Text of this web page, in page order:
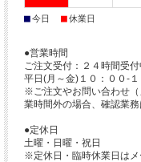
■今日 ■休業日
●営業時間
ご注文受付：２４時間受付
平日(月～金)１０：００-１
※ご注文やお問い合わせ
業時間外の場合、確認業務
●定休日
土曜・日曜・祝日
※定休日・臨時休業日は